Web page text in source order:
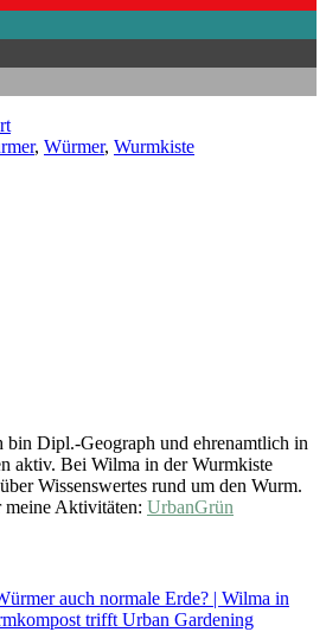
, Würmer, Wurmkiste
Dipl.-Geograph und ehrenamtlich in
aktiv. Bei Wilma in der Wurmkiste
Wissenswertes rund um den Wurm.
Aktivitäten: UrbanGrün
auch normale Erde? | Wilma in
trifft Urban Gardening